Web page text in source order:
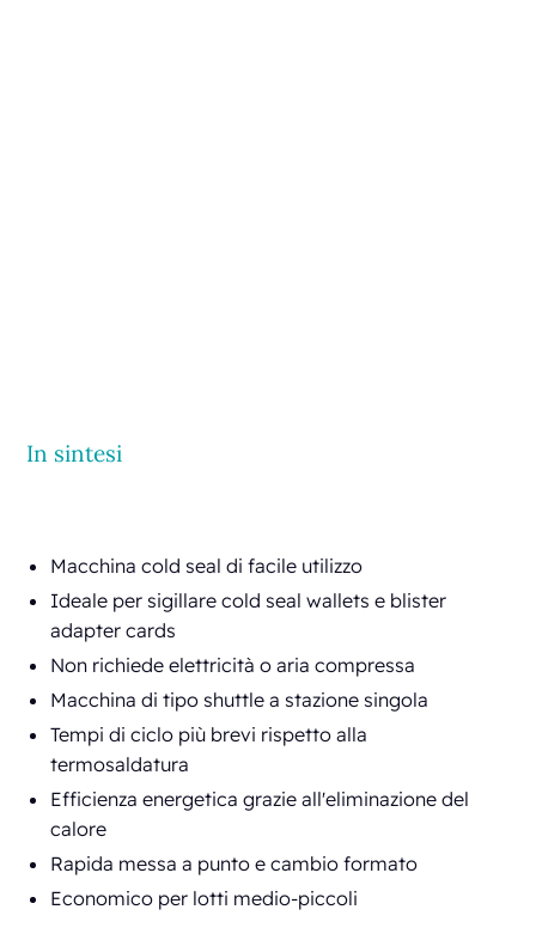
In sintesi
Macchina cold seal di facile utilizzo
Ideale per sigillare cold seal wallets e blister
adapter cards
Non richiede elettricità o aria compressa
Macchina di tipo shuttle a stazione singola
Tempi di ciclo più brevi rispetto alla
termosaldatura
Efficienza energetica grazie all'eliminazione del
calore
Rapida messa a punto e cambio formato
Economico per lotti medio-piccoli